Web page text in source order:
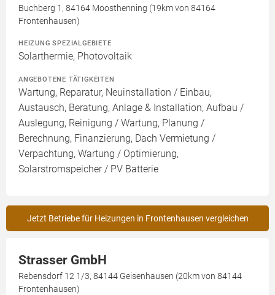
Buchberg 1, 84164 Moosthenning (19km von 84164
Frontenhausen)
HEIZUNG SPEZIALGEBIETE
Solarthermie, Photovoltaik
ANGEBOTENE TÄTIGKEITEN
Wartung, Reparatur, Neuinstallation / Einbau,
Austausch, Beratung, Anlage & Installation, Aufbau /
Auslegung, Reinigung / Wartung, Planung /
Berechnung, Finanzierung, Dach Vermietung /
Verpachtung, Wartung / Optimierung,
Solarstromspeicher / PV Batterie
Jetzt Betriebe für Heizungen in Frontenhausen vergleichen
Strasser GmbH
Rebensdorf 12 1/3, 84144 Geisenhausen (20km von 84144
Frontenhausen)